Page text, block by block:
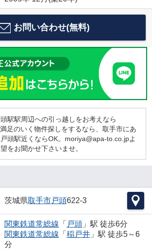
お問い合わせ(無料)
駅駅周辺への引っ越しをお考えなら
足のいく物件探しをするなら、取手市にあ
頭駅近くならOK。moriya@apa-to.co.jpよ
をお聞かせ下さいませ。
茨城県取手市戸頭622-3
関東鉄道常総線 「 戸頭」駅 徒歩6分
関東鉄道常総線 「 稲戸井」駅 徒歩5～6
分